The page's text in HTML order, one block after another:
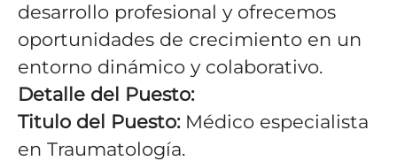
desarrollo profesional y ofrecemos
oportunidades de crecimiento en un
entorno dinámico y colaborativo.
Detalle del Puesto:
Titulo del Puesto:Médico especialista
en Traumatología.